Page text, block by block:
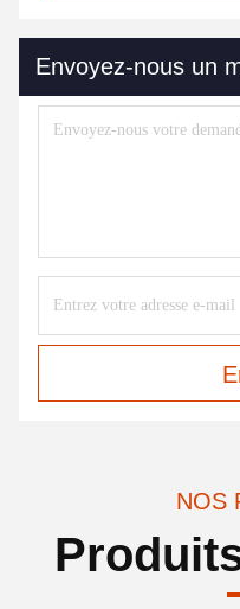
Envoyez-nous un
NOS